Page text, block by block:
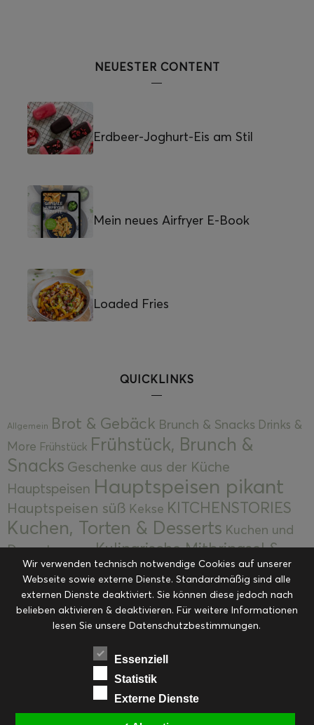
NEUESTER CONTENT
Erdbeer-Joghurt-Eis am Stil
Mein neues Airfryer E-Book
Loaded Fries
QUICKLINKS
Allgemein Brot & Gebäck Brunch & Snacks Drinks &
More Frühstück Frühstück, Brunch &
Snacks Geschenke aus der Küche
Hauptspeisen Hauptspeisen pikant
Hauptspeisen süß Kekse KITCHENSTORIES
Kuchen, Torten & Desserts Kuchen und
Desserts
Kulinarische Mitbringsel &
Eingemachtes Ohne Kategorie Ostern Resteküche
RezepteSaisonalSliderStartseite
Suppen, Salate & Vorspeisen Vorspeisen &
Vorspeisen, Salate & Suppen
Weihnachten Workshops & Events
Wir verwenden technisch notwendige Cookies auf unserer
Webseite sowie externe Dienste. Standardmäßig sind alle
externen Dienste deaktiviert. Sie können diese jedoch nach
belieben aktivieren & deaktivieren. Für weitere Informationen
lesen Sie unsere Datenschutzbestimmungen.
Essenziell
Statistik
Externe Dienste